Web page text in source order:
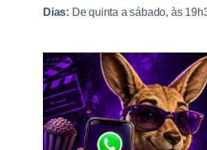
Dias: De quinta a sábado, às